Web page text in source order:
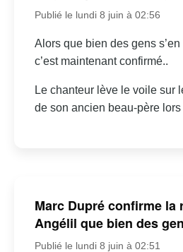
Publié le lundi 8 juin à 02:56
Alors que bien des gens
c’est maintenant confirmé..
Le chanteur lève le voile sur
de son ancien beau-père
Marc Dupré confirme la
Angélil que bien des
Publié le lundi 8 juin à 02:51